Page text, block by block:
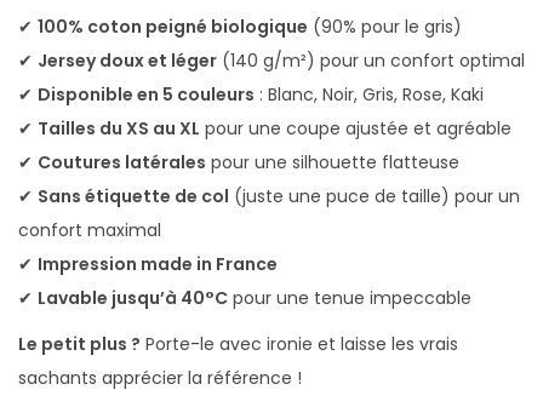
u
a
a
n
✔ 100% coton peigné biologique (90% pour le gris)
✔ Jersey doux et léger (140 g/m²) pour un confort optimal
✔ Disponible en 5 couleurs : Blanc, Noir, Gris, Rose, Kaki
✔ Tailles du XS au XL pour une coupe ajustée et agréable
✔ Coutures latérales pour une silhouette flatteuse
✔ Sans étiquette de col (juste une puce de taille) pour un
confort maximal
✔ Impression made in France
✔ Lavable jusqu’à 40°C pour une tenue impeccable
Le petit plus ? Porte-le avec ironie et laisse les vrais
sachants apprécier la référence !